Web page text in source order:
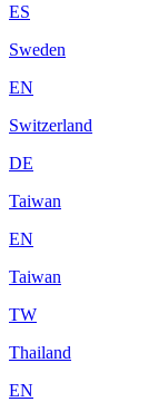
ES
Sweden
EN
Switzerland
DE
Taiwan
EN
Taiwan
TW
Thailand
EN